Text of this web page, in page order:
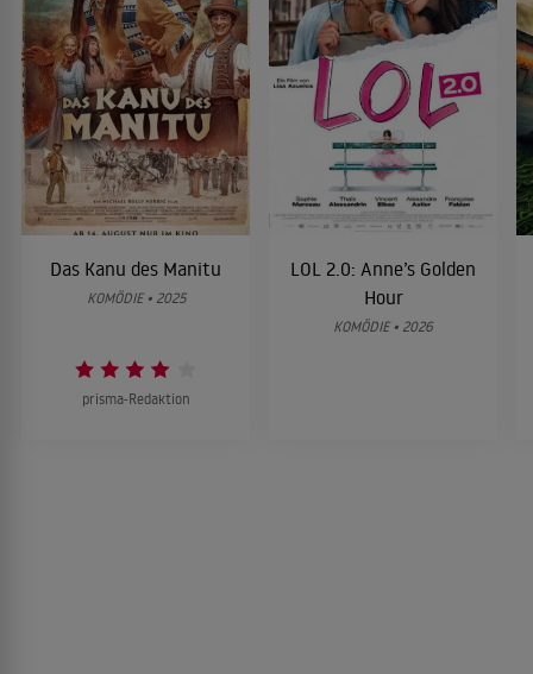
Das Kanu des Manitu
KOMÖDIE • 2025
prisma-Redaktion
LOL 2.0: Anne’s Golden
Hour
KOMÖDIE • 2026